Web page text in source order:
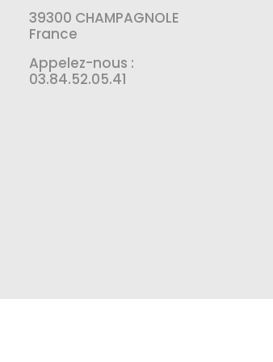
39300 CHAMPAGNOLE
France
Appelez-nous :
03.84.52.05.41